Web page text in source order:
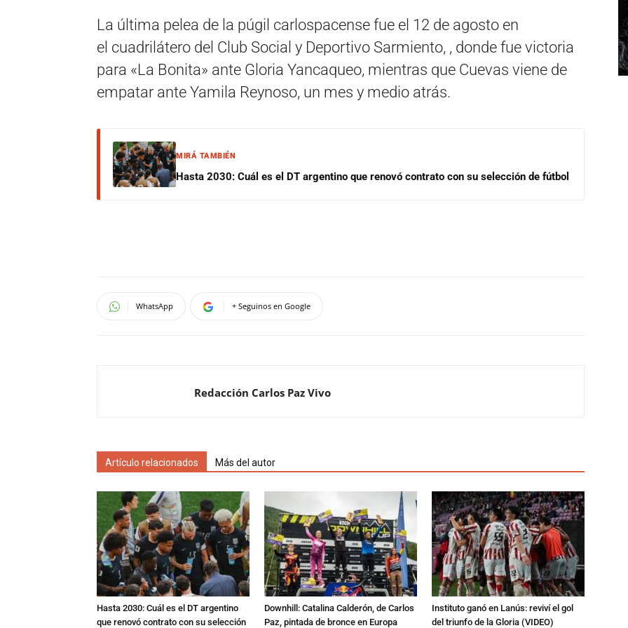
La última pelea de la púgil carlospacense fue el 12 de agosto en
el cuadrilátero del Club Social y Deportivo Sarmiento, , donde fue victoria
para «La Bonita» ante Gloria Yancaqueo, mientras que Cuevas viene de
empatar ante Yamila Reynoso, un mes y medio atrás.
MIRÁ TAMBIÉN
Hasta 2030: Cuál es el DT argentino que renovó contrato con su selección de fútbol
WhatsApp + Seguinos en Google
Redacción Carlos Paz Vivo
Artículo relacionados Más del autor
Hasta 2030: Cuál es el DT argentino
que renovó contrato con su selección
Downhill: Catalina Calderón, de Carlos
Paz, pintada de bronce en Europa
Instituto ganó en Lanús: reviví el gol
del triunfo de la Gloria (VIDEO)